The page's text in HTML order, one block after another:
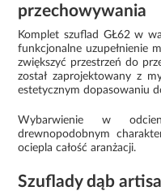
przechowywania
Komplet szuflad GŁ62 w
funkcjonalne uzupełnienie
zwiększyć przestrzeń do
został zaprojektowany z
estetycznym dopasowaniu
Wybarwienie w
drewnopodobnym
ociepla całość aranżacji.
Szuflady dąb